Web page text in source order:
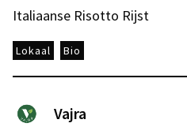
Italiaanse Risotto Rijst
Lokaal Bio
Vajra